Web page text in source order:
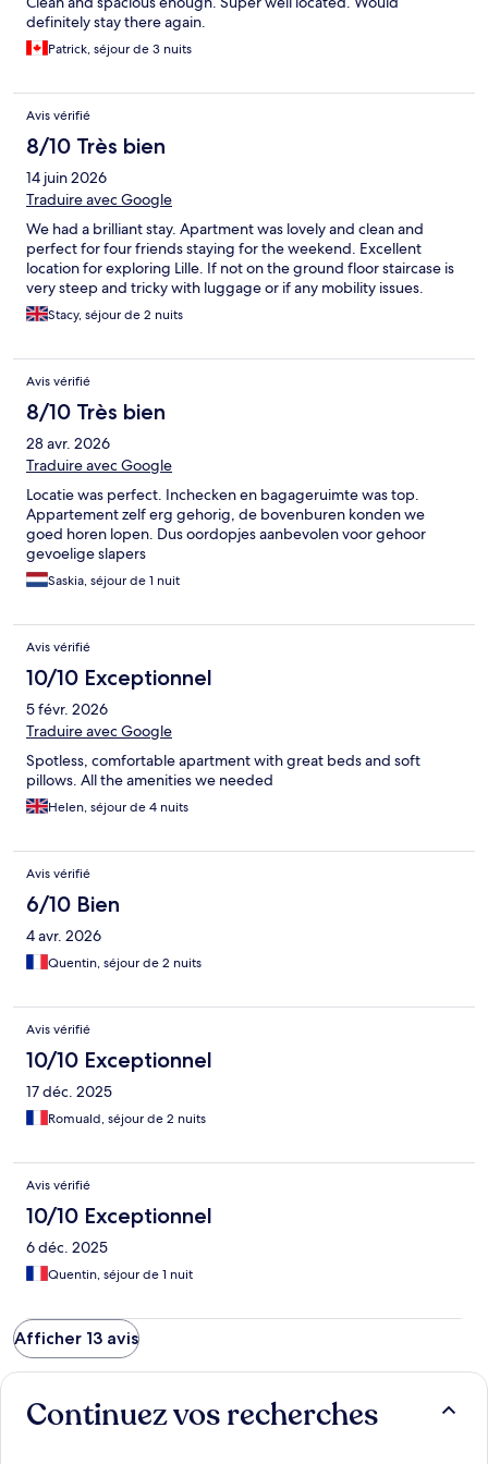
definitely stay there again.
Patrick, séjour de 3 nuits
Avis vérifié
8/10 Très bien
14 juin 2026
Traduire avec Google
We had a brilliant stay. Apartment was lovely and clean and
perfect for four friends staying for the weekend. Excellent
location for exploring Lille. If not on the ground floor staircase is
very steep and tricky with luggage or if any mobility issues.
Stacy, séjour de 2 nuits
Avis vérifié
8/10 Très bien
28 avr. 2026
Traduire avec Google
Locatie was perfect. Inchecken en bagageruimte was top.
Appartement zelf erg gehorig, de bovenburen konden we
goed horen lopen. Dus oordopjes aanbevolen voor gehoor
gevoelige slapers
Saskia, séjour de 1 nuit
Avis vérifié
10/10 Exceptionnel
5 févr. 2026
Traduire avec Google
Spotless, comfortable apartment with great beds and soft
pillows. All the amenities we needed
Helen, séjour de 4 nuits
Avis vérifié
6/10 Bien
4 avr. 2026
Quentin, séjour de 2 nuits
Avis vérifié
10/10 Exceptionnel
17 déc. 2025
Romuald, séjour de 2 nuits
Avis vérifié
10/10 Exceptionnel
6 déc. 2025
Quentin, séjour de 1 nuit
Afficher 13 avis
Continuez vos recherches